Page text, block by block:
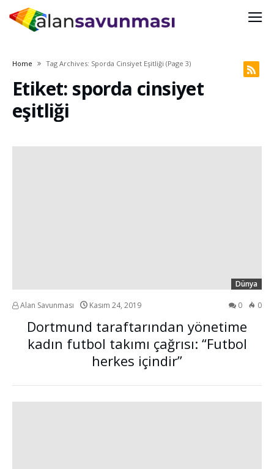
Home Tag Archives: Sporda Cinsiyet Eşitliği (page 3)
Etiket: sporda cinsiyet
eşitliği
Dünya
Alan Savunması Kasım 24, 2019 0 0
Dortmund taraftarından yönetime
kadın futbol takımı çağrısı: “Futbol
herkes içindir”